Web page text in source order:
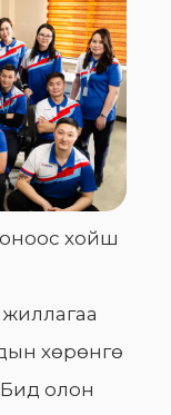
хойш
хөрөнгө
олон